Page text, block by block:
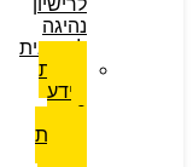
לרישיון
נהיגה
למשאית
כתבת
מידע
בדיקת